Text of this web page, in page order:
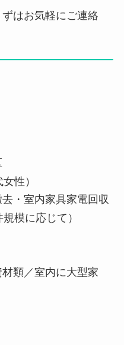
はお気軽にご連絡
性）
・室内家具家電回収
模に応じて）
類／室内に大型家